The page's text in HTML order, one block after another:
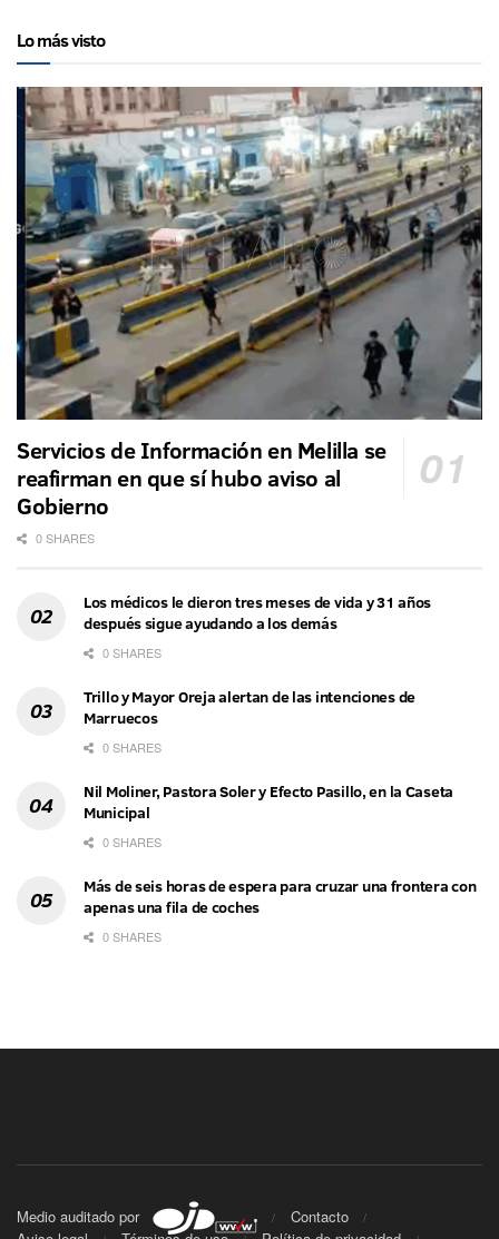
Lo más visto
Servicios de Información en Melilla se
reafirman en que sí hubo aviso al
Gobierno
0 SHARES
Los médicos le dieron tres meses de vida y 31 años
después sigue ayudando a los demás
0 SHARES
Trillo y Mayor Oreja alertan de las intenciones de
Marruecos
0 SHARES
Nil Moliner, Pastora Soler y Efecto Pasillo, en la Caseta
Municipal
0 SHARES
Más de seis horas de espera para cruzar una frontera con
apenas una fila de coches
0 SHARES
Medio auditado por
Contacto